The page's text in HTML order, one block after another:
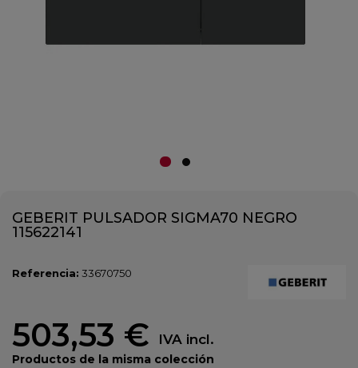
GEBERIT PULSADOR SIGMA70 NEGRO
115622141
Referencia: 33670750
503,53 € IVA incl.
Productos de la misma colección